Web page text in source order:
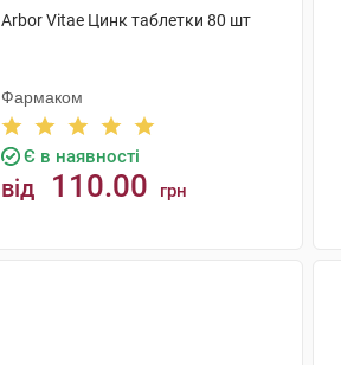
Arbor Vitae Цинк таблетки 80 шт
Фармаком
Є в наявності
від 110.00 грн